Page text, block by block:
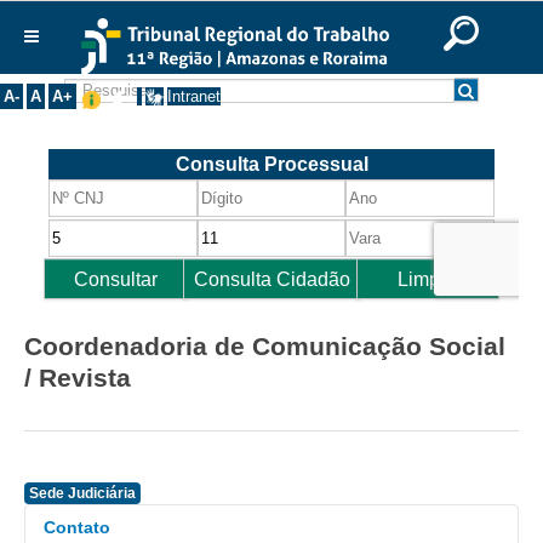
Ir para o rodapé
English
Português Español
A- A A+ Intranet
Institucional
Corregedoria
Composição
Desembargadores
Turmas
Juízes Manaus
Juízes Interior
Coordenadoria de Comunicação Social
/ Revista
Sede Judiciária
Contato